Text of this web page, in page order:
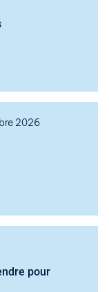
2026
pour